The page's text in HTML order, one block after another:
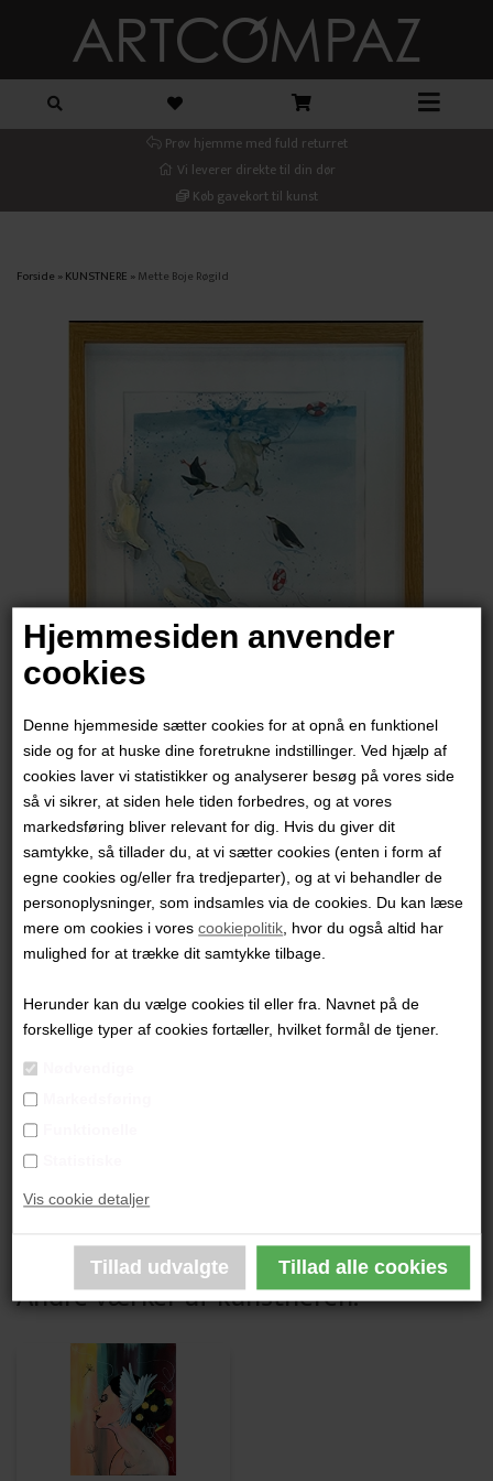
Hjemmesiden anvender
cookies
Denne hjemmeside sætter cookies for at opnå en funktionel
side og for at huske dine foretrukne indstillinger. Ved hjælp af
cookies laver vi statistikker og analyserer besøg på vores side
så vi sikrer, at siden hele tiden forbedres, og at vores
markedsføring bliver relevant for dig. Hvis du giver dit
samtykke, så tillader du, at vi sætter cookies (enten i form af
egne cookies og/eller fra tredjeparter), og at vi behandler de
personoplysninger, som indsamles via de cookies. Du kan læse
mere om cookies i vorescookiepolitik , hvor du også altid har
mulighed for at trække dit samtykke tilbage.
Herunder kan du vælge cookies til eller fra. Navnet på de
forskellige typer af cookies fortæller, hvilket formål de tjener.
Vis cookie detaljer
Prøv hjemme med fuld returret
Vi leverer direkte til din dør
Køb gavekort til kunst
Forside »KUNSTNERE »Mette Boje Røgild
Mette Boje Røgild
3.800,00DKK
"Uden Titel"
52x42 cm.
Akryl på papir + bemalet på glasset
Lys træramme med passe partout
Andre værker af kunstneren: